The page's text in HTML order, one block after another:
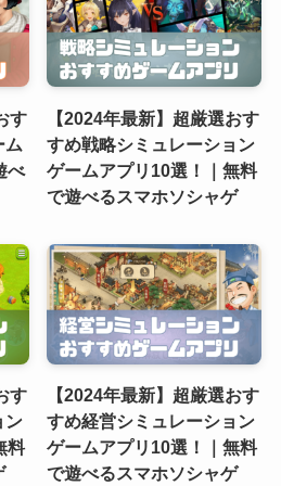
す
ム
べ
【2024年最新】超厳選おす
すめ戦略シミュレーション
ゲームアプリ10選！｜無料
で遊べるスマホソシャゲ
す
ン
料
【2024年最新】超厳選おす
すめ経営シミュレーション
ゲームアプリ10選！｜無料
で遊べるスマホソシャゲ